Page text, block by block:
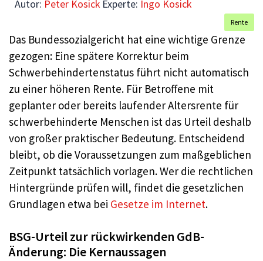
Autor: Peter Kosick Experte: Ingo Kosick
Rente
Das Bundessozialgericht hat eine wichtige Grenze
gezogen: Eine spätere Korrektur beim
Schwerbehindertenstatus führt nicht automatisch
zu einer höheren Rente. Für Betroffene mit
geplanter oder bereits laufender Altersrente für
schwerbehinderte Menschen ist das Urteil deshalb
von großer praktischer Bedeutung. Entscheidend
bleibt, ob die Voraussetzungen zum maßgeblichen
Zeitpunkt tatsächlich vorlagen. Wer die rechtlichen
Hintergründe prüfen will, findet die gesetzlichen
Grundlagen etwa bei Gesetze im Internet.
BSG-Urteil zur rückwirkenden GdB-
Änderung: Die Kernaussagen